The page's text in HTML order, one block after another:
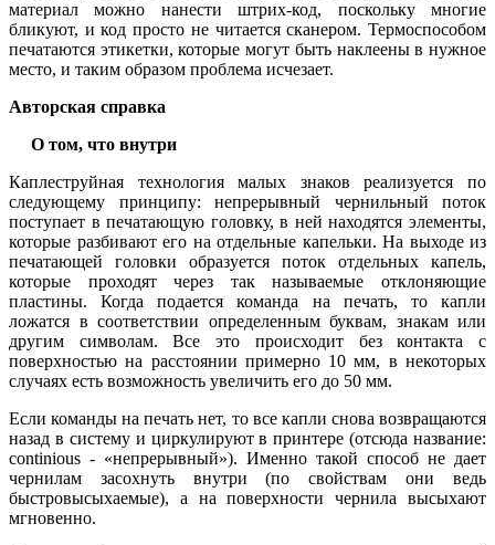
материал можно нанести штрих-код, поскольку многие
бликуют, и код просто не читается сканером. Термоспособом
печатаются этикетки, которые могут быть наклеены в нужное
место, и таким образом проблема исчезает.
Авторская справка
О том, что внутри
Каплеструйная технология малых знаков реализуется по
следующему принципу: непрерывный чернильный поток
поступает в печатающую головку, в ней находятся элементы,
которые разбивают его на отдельные капельки. На выходе из
печатающей головки образуется поток отдельных капель,
которые проходят через так называемые отклоняющие
пластины. Когда подается команда на печать, то капли
ложатся в соответствии определенным буквам, знакам или
другим символам. Все это происходит без контакта с
поверхностью на расстоянии примерно 10 мм, в некоторых
случаях есть возможность увеличить его до 50 мм.
Если команды на печать нет, то все капли снова возвращаются
назад в систему и циркулируют в принтере (отсюда название:
continious - «непрерывный»). Именно такой способ не дает
чернилам засохнуть внутри (по свойствам они ведь
быстровысыхаемые), а на поверхности чернила высыхают
мгновенно.